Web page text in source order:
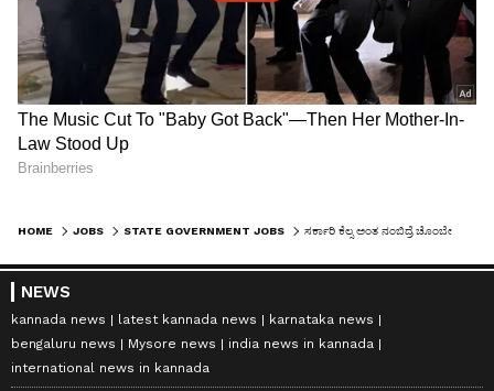
HOME JOBS STATE GOVERNMENT JOBS
NEWS
kannada news latest kannada news
karnataka news
bengaluru news
Mysore news
india news in kannada
international news in kannada